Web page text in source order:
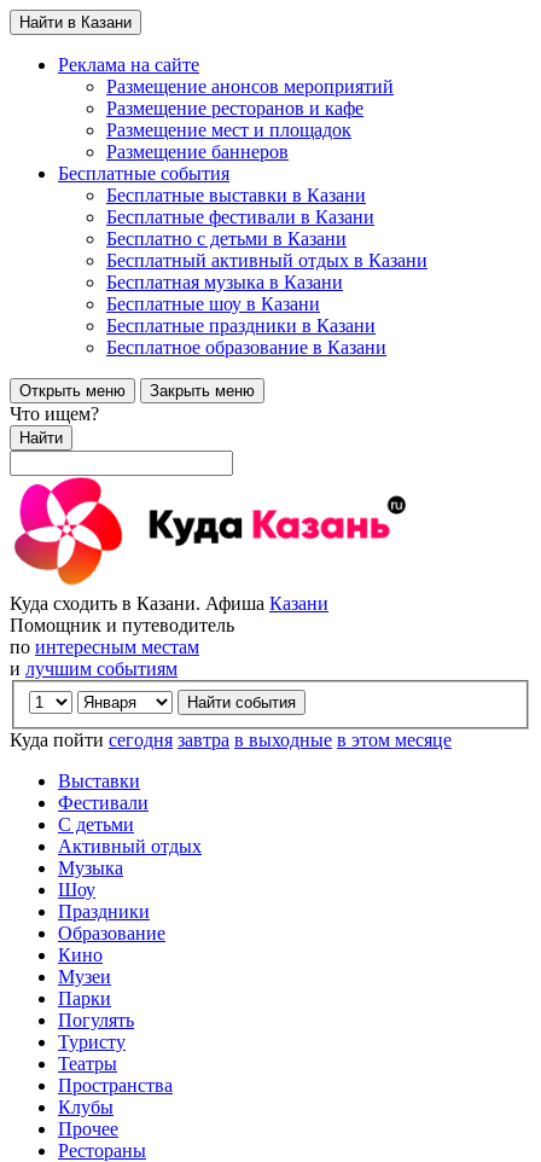
Найти в Казани
Реклама на сайте
Размещение анонсов мероприятий
Размещение ресторанов и кафе
Размещение мест и площадок
Размещение баннеров
Бесплатные события
Бесплатные выставки в Казани
Бесплатные фестивали в Казани
Бесплатно с детьми в Казани
Бесплатный активный отдых в Казани
Бесплатная музыка в Казани
Бесплатные шоу в Казани
Бесплатные праздники в Казани
Бесплатное образование в Казани
Открыть меню Закрыть меню
Что ищем?
Найти
Куда сходить в Казани. Афиша Казани
Помощник и путеводитель
по интересным местам
и лучшим событиям
Куда пойти сегодня завтра в выходные в этом месяце
Выставки
Фестивали
С детьми
Активный отдых
Музыка
Шоу
Праздники
Образование
Кино
Музеи
Парки
Погулять
Туристу
Театры
Пространства
Клубы
Прочее
Рестораны